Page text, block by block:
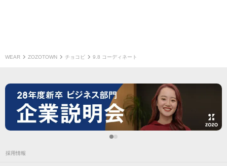
WEAR ZOZOTOWN チョコビ 9.8 コーディネート
採用情報